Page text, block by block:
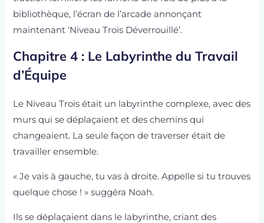
bibliothèque, l’écran de l’arcade annonçant
maintenant ‘Niveau Trois Déverrouillé’.
Chapitre 4 : Le Labyrinthe du Travail
d’Équipe
Le Niveau Trois était un labyrinthe complexe, avec des
murs qui se déplaçaient et des chemins qui
changeaient. La seule façon de traverser était de
travailler ensemble.
« Je vais à gauche, tu vas à droite. Appelle si tu trouves
quelque chose ! » suggéra Noah.
Ils se déplaçaient dans le labyrinthe, criant des